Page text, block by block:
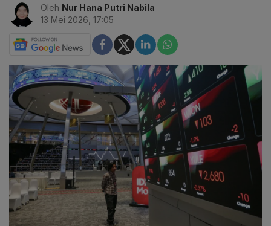
Oleh Nur Hana Putri Nabila
13 Mei 2026, 17:05